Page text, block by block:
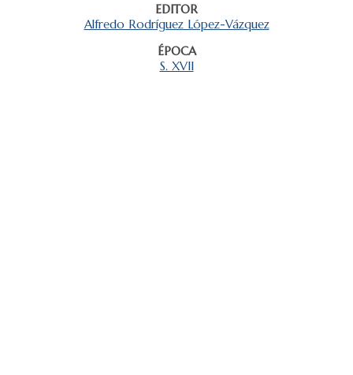
EDITOR
Alfredo Rodríguez López-Vázquez
ÉPOCA
S. XVII